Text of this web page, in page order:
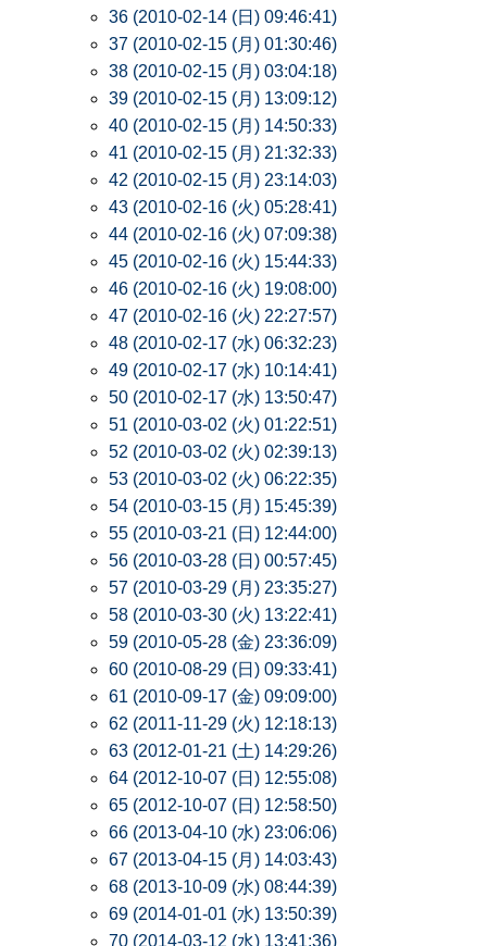
36 (2010-02-14 (日) 09:46:41)
37 (2010-02-15 (月) 01:30:46)
38 (2010-02-15 (月) 03:04:18)
39 (2010-02-15 (月) 13:09:12)
40 (2010-02-15 (月) 14:50:33)
41 (2010-02-15 (月) 21:32:33)
42 (2010-02-15 (月) 23:14:03)
43 (2010-02-16 (火) 05:28:41)
44 (2010-02-16 (火) 07:09:38)
45 (2010-02-16 (火) 15:44:33)
46 (2010-02-16 (火) 19:08:00)
47 (2010-02-16 (火) 22:27:57)
48 (2010-02-17 (水) 06:32:23)
49 (2010-02-17 (水) 10:14:41)
50 (2010-02-17 (水) 13:50:47)
51 (2010-03-02 (火) 01:22:51)
52 (2010-03-02 (火) 02:39:13)
53 (2010-03-02 (火) 06:22:35)
54 (2010-03-15 (月) 15:45:39)
55 (2010-03-21 (日) 12:44:00)
56 (2010-03-28 (日) 00:57:45)
57 (2010-03-29 (月) 23:35:27)
58 (2010-03-30 (火) 13:22:41)
59 (2010-05-28 (金) 23:36:09)
60 (2010-08-29 (日) 09:33:41)
61 (2010-09-17 (金) 09:09:00)
62 (2011-11-29 (火) 12:18:13)
63 (2012-01-21 (土) 14:29:26)
64 (2012-10-07 (日) 12:55:08)
65 (2012-10-07 (日) 12:58:50)
66 (2013-04-10 (水) 23:06:06)
67 (2013-04-15 (月) 14:03:43)
68 (2013-10-09 (水) 08:44:39)
69 (2014-01-01 (水) 13:50:39)
70 (2014-03-12 (水) 13:41:36)